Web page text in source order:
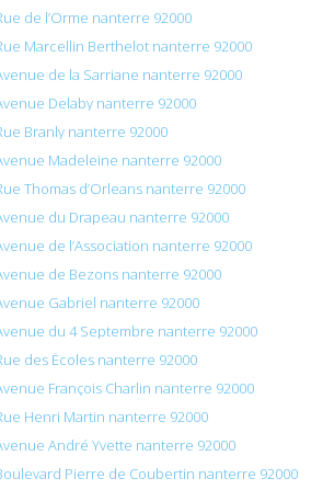
de l’Orme nanterre 92000
Marcellin Berthelot nanterre 92000
de la Sarriane nanterre 92000
Delaby nanterre 92000
Branly nanterre 92000
Madeleine nanterre 92000
Thomas d’Orleans nanterre 92000
du Drapeau nanterre 92000
de l’Association nanterre 92000
de Bezons nanterre 92000
Gabriel nanterre 92000
du 4 Septembre nanterre 92000
des Écoles nanterre 92000
François Charlin nanterre 92000
Henri Martin nanterre 92000
André Yvette nanterre 92000
Pierre de Coubertin nanterre 92000